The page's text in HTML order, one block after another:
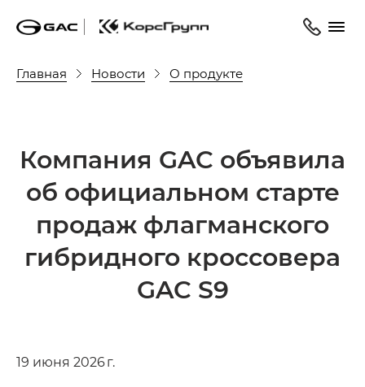
Главная Новости О продукте
Компания GAC объявила
об официальном старте
продаж флагманского
гибридного кроссовера
GAC S9
19 июня 2026 г.